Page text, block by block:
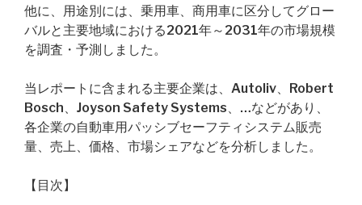
他に、用途別には、乗用車、商用車に区分してグロー
バルと主要地域における2021年～2031年の市場規模
を調査・予測しました。
当レポートに含まれる主要企業は、Autoliv、Robert
Bosch、Joyson Safety Systems、…などがあり、
各企業の自動車用パッシブセーフティシステム販売
量、売上、価格、市場シェアなどを分析しました。
【目次】